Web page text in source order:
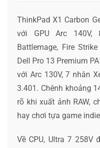
ThinkPad X1 Carbon
với GPU Arc
Battlemage, Fire
Dell Pro 13 Premium
với Arc 130V, 7 nhân
3.401. Chênh khoảng
rõ khi xuất ảnh RAW,
hay chơi tựa game
Về CPU, Ultra 7 258V